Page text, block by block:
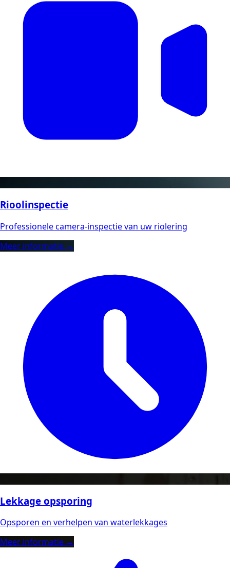
Rioolinspectie
Professionele camera-inspectie van uw riolering
Meer informatie →
Lekkage opsporing
Opsporen en verhelpen van waterlekkages
Meer informatie →